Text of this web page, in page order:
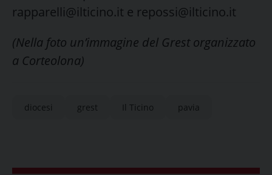
rapparelli@ilticino.it e repossi@ilticino.it
(Nella foto un’immagine del Grest organizzato
a Corteolona)
diocesi grest Il Ticino pavia